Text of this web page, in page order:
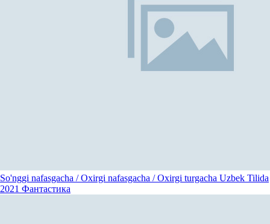
So'nggi nafasgacha / Oxirgi nafasgacha / Oxirgi turgacha Uzbek Tilida
2021 Фантастика